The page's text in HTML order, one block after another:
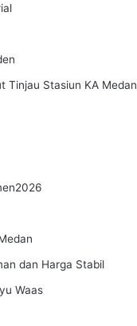
Tinjau Stasiun KA Medan
dan Harga Stabil
Waas